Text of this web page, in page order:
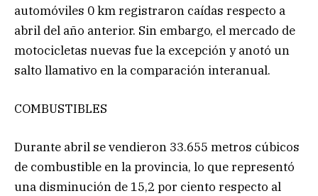
automóviles 0 km registraron caídas respecto a
abril del año anterior. Sin embargo, el mercado de
motocicletas nuevas fue la excepción y anotó un
salto llamativo en la comparación interanual.
COMBUSTIBLES
Durante abril se vendieron 33.655 metros cúbicos
de combustible en la provincia, lo que representó
una disminución de 15,2 por ciento respecto al